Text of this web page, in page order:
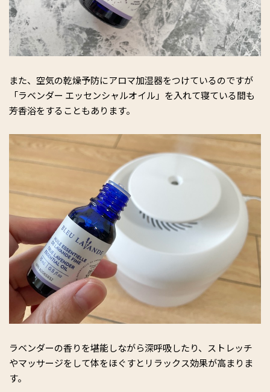
また、空気の乾燥予防にアロマ加湿器をつけているのですが
「ラベンダー エッセンシャルオイル」を入れて寝ている間も
芳香浴をすることもあります。
ラベンダーの香りを堪能しながら深呼吸したり、ストレッチ
やマッサージをして体をほぐすとリラックス効果が高まりま
す。